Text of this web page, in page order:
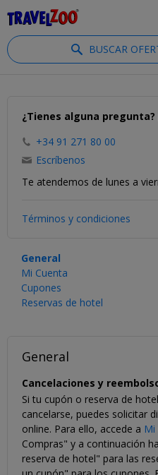
BUSCAR
¿Tienes alguna pregunta?
+34 91 271 80 00
Escríbenos
Te atendemos de lunes a
Términos y condiciones
General
Mi Cuenta
Cupones
Reservas de hotel
General
Cancelaciones y
Si tu cupón o reserva de
cancelarse, puedes solicitar
online. Para ello, accede a Mi
Compras" y a continuación
reserva de hotel" para las